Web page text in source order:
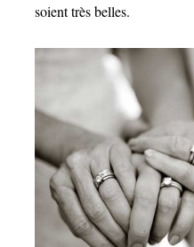
soient très belles.